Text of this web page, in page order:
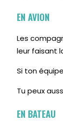
EN AVION
Les
leur faisant
Si ton
Tu peux
EN BATEAU